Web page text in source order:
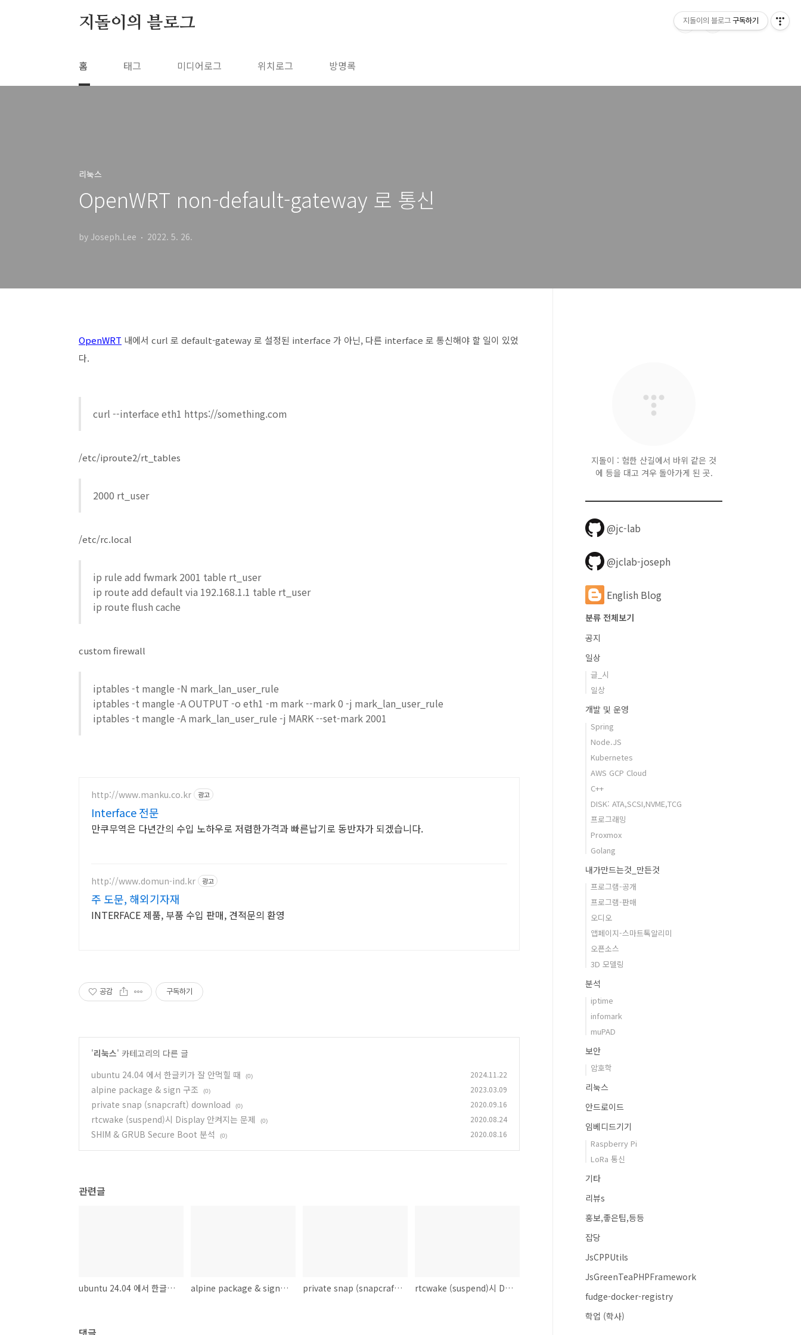
지돌이의 블로그
홈 태그 미디어로그 위치로그 방명록
리눅스
OpenWRT non-default-gateway 로 통신
by Joseph.Lee 2022. 5. 26.
OpenWRT 내에서 curl 로 default-gateway 로 설정된 interface 가 아닌, 다른 interface 로 통신해야 할 일이 있었
다.
curl --interface eth1 https://something.com
/etc/iproute2/rt_tables
2000 rt_user
/etc/rc.local
ip rule add fwmark 2001 table rt_user
ip route add default via 192.168.1.1 table rt_user
ip route flush cache
custom firewall
iptables -t mangle -N mark_lan_user_rule
iptables -t mangle -A OUTPUT -o eth1 -m mark --mark 0 -j mark_lan_user_rule
iptables -t mangle -A mark_lan_user_rule -j MARK --set-mark 2001
http://www.manku.co.kr 광고
Interface 전문
만쿠무역은 다년간의 수입 노하우로 저렴한가격과 빠른납기로 동반자가 되겠습니다.
http://www.domun-ind.kr 광고
주 도문, 해외기자재
INTERFACE 제품, 부품 수입 판매, 견적문의 환영
공감 구독하기
'리눅스' 카테고리의 다른 글
ubuntu 24.04 에서 한글키가 잘 안먹힐 때
(0) 2024.11.22
alpine package & sign 구조 (0) 2023.03.09
private snap (snapcraft) download (0) 2020.09.16
rtcwake (suspend)시 Display 안켜지는 문제 (0) 2020.08.24
SHIM & GRUB Secure Boot 분석 (0) 2020.08.16
관련글
ubuntu 24.04 에서 한글키가 잘 안먹힐 때 alpine package & sign 구조 private snap (snapcraft) download rtcwake (suspend)시 Display 안켜지는 문제
지돌이 : 험한 산길에서 바위 같은 것
에 등을 대고 겨우 돌아가게 된 곳.
@jc-lab
@jclab-joseph
English Blog
분류 전체보기
공지
일상
글_시
일상
개발 및 운영
Spring
Node.JS
Kubernetes
AWS GCP Cloud
C++
DISK: ATA,SCSI,NVME,TCG
프로그래밍
Proxmox
Golang
내가만드는것_만든것
프로그램-공개
프로그램-판매
오디오
앱페이지-스마트톡알리미
오픈소스
3D 모델링
분석
iptime
infomark
muPAD
보안
암호학
리눅스
안드로이드
임베디드기기
Raspberry Pi
LoRa 통신
기타
리뷰s
홍보,좋은팁,등등
잡당
JsCPPUtils
JsGreenTeaPHPFramework
fudge-docker-registry
학업 (학사)
지돌이의 블로그 구독하기